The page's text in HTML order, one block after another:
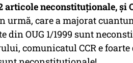
articole neconstituţionale, şi
urmă, care a majorat
din OUG 1/1999 sunt
comunicatul CCR e foarte